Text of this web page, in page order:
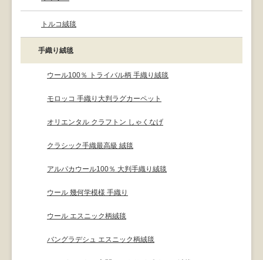
トルコ絨毯
手織り絨毯
ウール100％ トライバル柄 手織り絨毯
モロッコ 手織り大判ラグカーペット
オリエンタル クラフトン しゃくなげ
クラシック手織最高級 絨毯
アルパカウール100％ 大判手織り絨毯
ウール 幾何学模様 手織り
ウール エスニック柄絨毯
バングラデシュ エスニック柄絨毯